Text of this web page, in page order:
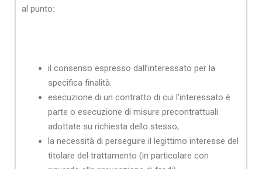
al punto:
il consenso espresso dall’interessato per la
specifica finalità.
esecuzione di un contratto di cui l’interessato è
parte o esecuzione di misure precontrattuali
adottate su richiesta dello stesso;
la necessità di perseguire il legittimo interesse del
titolare del trattamento (in particolare con